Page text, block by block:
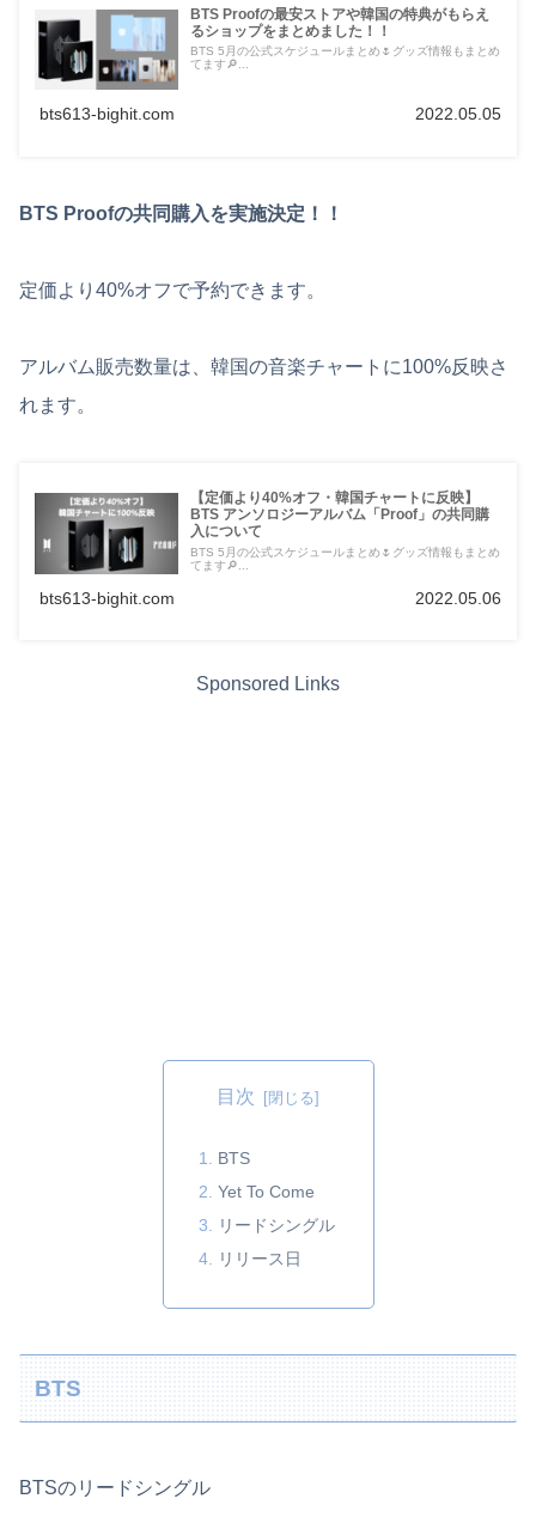
BTS Proofの最安ストアや韓国の特典がもらえ
るショップをまとめました！！
BTS 5月の公式スケジュールまとめ🌷グッズ情報もまとめ
てます🔎...
bts613-bighit.com 2022.05.05
BTS Proofの共同購入を実施決定！！
定価より40%オフで予約できます。
アルバム販売数量は、韓国の音楽チャートに100%反映さ
れます。
【定価より40%オフ・韓国チャートに反映】
BTS アンソロジーアルバム「Proof」の共同購
入について
BTS 5月の公式スケジュールまとめ🌷グッズ情報もまとめ
てます🔎...
bts613-bighit.com 2022.05.06
Sponsored Links
目次
BTS
Yet To Come
リードシングル
リリース日
BTS
BTSのリードシングル